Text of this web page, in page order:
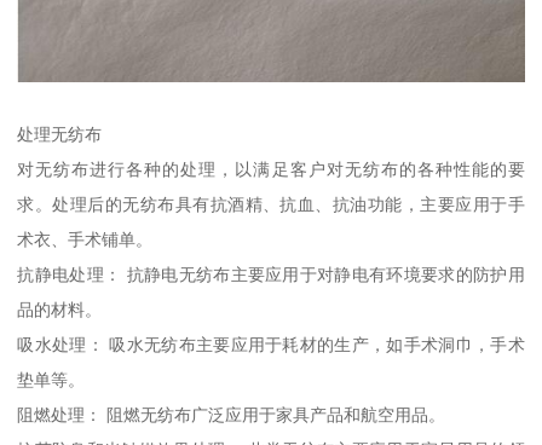
处理无纺布
对无纺布进行各种的处理，以满足客户对无纺布的各种性能的要
求。处理后的无纺布具有抗酒精、抗血、抗油功能，主要应用于手
术衣、手术铺单。
抗静电处理： 抗静电无纺布主要应用于对静电有环境要求的防护用
品的材料。
吸水处理： 吸水无纺布主要应用于耗材的生产，如手术洞巾，手术
垫单等。
阻燃处理： 阻燃无纺布广泛应用于家具产品和航空用品。